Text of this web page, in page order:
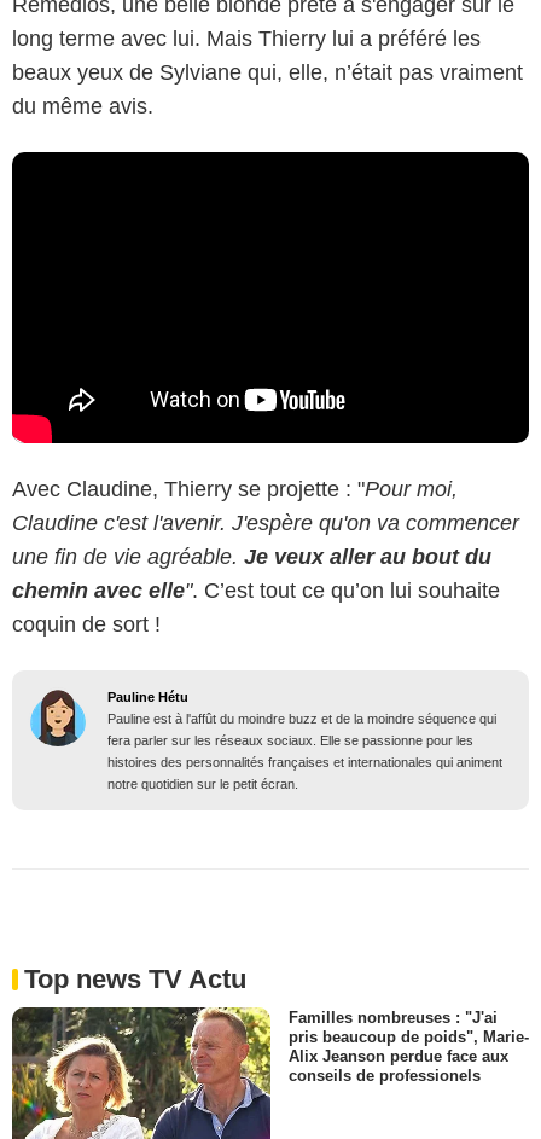
Rémédios, une belle blonde prête à s'engager sur le
long terme avec lui. Mais Thierry lui a préféré les
beaux yeux de Sylviane qui, elle, n’était pas vraiment
du même avis.
Avec Claudine, Thierry se projette : "Pour moi,
Claudine c'est l'avenir. J'espère qu'on va commencer
une fin de vie agréable. Je veux aller au bout du
chemin avec elle". C’est tout ce qu’on lui souhaite
coquin de sort !
Pauline Hétu
Pauline est à l'affût du moindre buzz et de la moindre séquence qui
fera parler sur les réseaux sociaux. Elle se passionne pour les
histoires des personnalités françaises et internationales qui animent
notre quotidien sur le petit écran.
Top news TV Actu
Familles nombreuses : "J'ai
pris beaucoup de poids", Marie-
Alix Jeanson perdue face aux
conseils de professionels